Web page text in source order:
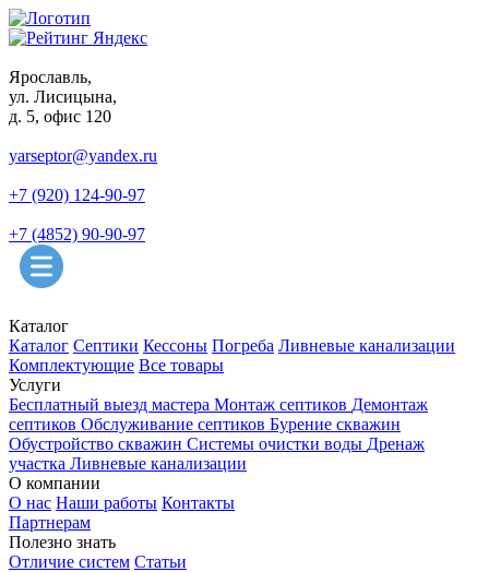
Ярославль,
ул. Лисицына,
д. 5, офис 120
yarseptor@yandex.ru
+7 (920) 124-90-97
+7 (4852) 90-90-97
Каталог
Каталог Септики Кессоны Погреба Ливневые канализации
Комплектующие Все товары
Услуги
Бесплатный выезд мастера Монтаж септиков Демонтаж
септиков Обслуживание септиков Бурение скважин
Обустройство скважин Системы очистки воды Дренаж
участка Ливневые канализации
О компании
О нас Наши работы Контакты
Партнерам
Полезно знать
Отличие систем Статьи